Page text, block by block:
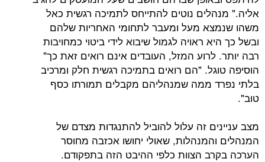
נוטים להתייחס לתמיכה רגשית כאל
מעל ומעבר לתחומי האחריות שלהם
ראויה לגמול שיבוא לידי ביטוי כמחויבות
המזל, העובדים אינם רואים זאת כך"
"הם רואים בתמיכה רגשית חלק ומרכיב
ממה שמנהליהם מקבלים תמורתו כסף
זה עלול להוביל להתנגדות מצדם של
שאולי יחושו אכזבה מחוסר
הצוות כלפי ההיבט הזה בתפקודם.